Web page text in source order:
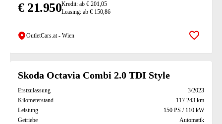
€ 21.950Kredit: ab € 201,05
Leasing: ab € 150,86
OutletCars.at - Wien Zur
Skoda Octavia Combi 2.0 TDI Style
Erstzulassung
3/2023
Kilometerstand
117 243 km
Leistung
150 PS / 110 kW
Getriebe
Automatik